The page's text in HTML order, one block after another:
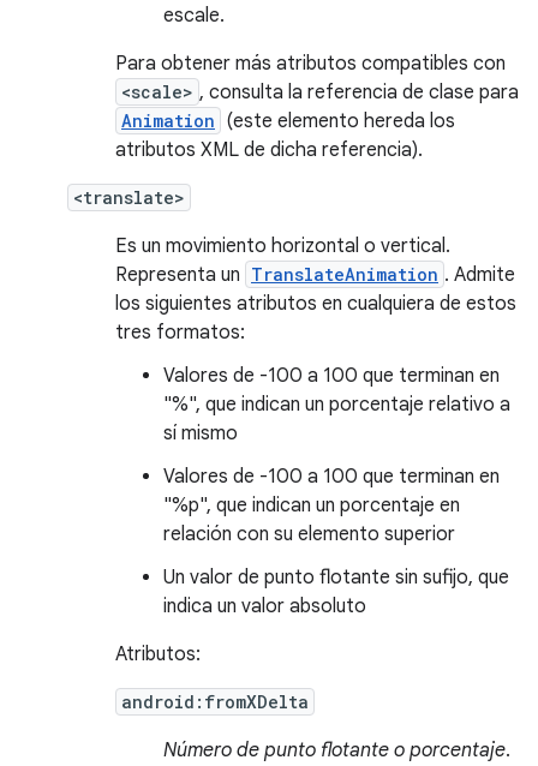
escale.
Para obtener más atributos compatibles con
<scale> , consulta la referencia de clase para
Animation (este elemento hereda los
atributos XML de dicha referencia).
<translate>
Es un movimiento horizontal o vertical.
Representa un TranslateAnimation . Admite
los siguientes atributos en cualquiera de estos
tres formatos:
Valores de -100 a 100 que terminan en
"%", que indican un porcentaje relativo a
sí mismo
Valores de -100 a 100 que terminan en
"%p", que indican un porcentaje en
relación con su elemento superior
Un valor de punto flotante sin sufijo, que
indica un valor absoluto
Atributos:
android:fromXDelta
Número de punto flotante o porcentaje.